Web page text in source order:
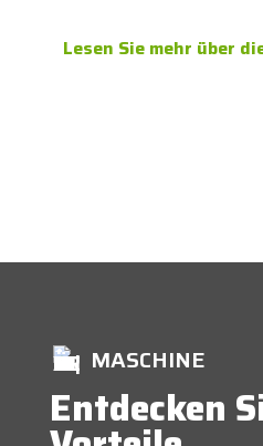
Lesen Sie mehr über
MASCHINE
Entdecken